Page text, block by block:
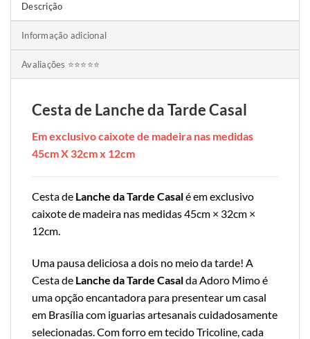
Descrição
Informação adicional
Avaliações ⭐⭐⭐⭐⭐
Cesta de Lanche da Tarde Casal
Em exclusivo caixote de madeira nas medidas
45cm X 32cm x 12cm
Cesta de Lanche da Tarde Casalé em exclusivo
caixote de madeira nas medidas 45cm × 32cm ×
12cm.
Uma pausa deliciosa a dois no meio da tarde! A
Cesta de Lanche da Tarde Casalda Adoro Mimo é
uma opção encantadora para presentear um casal
em Brasília com iguarias artesanais cuidadosamente
selecionadas. Com forro em tecido Tricoline, cada